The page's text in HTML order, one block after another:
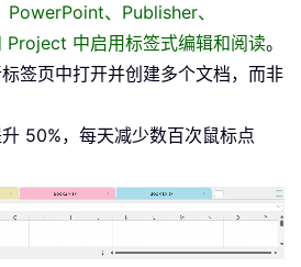
、Publisher、
中启用标签式编辑和阅读。
签页中打开并创建多个文档，而非
50%，每天减少数百次鼠标点